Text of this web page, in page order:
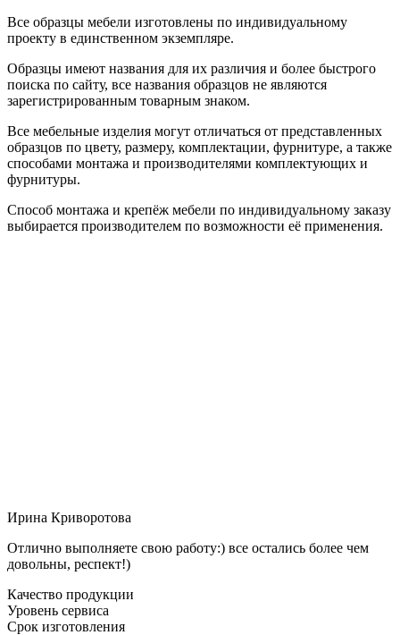
Все образцы мебели изготовлены по индивидуальному
проекту в единственном экземпляре.
Образцы имеют названия для их различия и более быстрого
поиска по сайту, все названия образцов не являются
зарегистрированным товарным знаком.
Все мебельные изделия могут отличаться от представленных
образцов по цвету, размеру, комплектации, фурнитуре, а также
способами монтажа и производителями комплектующих и
фурнитуры.
Способ монтажа и крепёж мебели по индивидуальному заказу
выбирается производителем по возможности её применения.
Ирина Криворотова
Отлично выполняете свою работу:) все остались более чем
довольны, респект!)
Качество продукции
Уровень сервиса
Срок изготовления